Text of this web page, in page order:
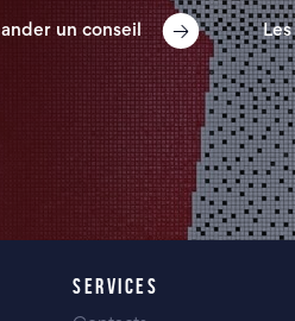
un conseil Les
SERVICES